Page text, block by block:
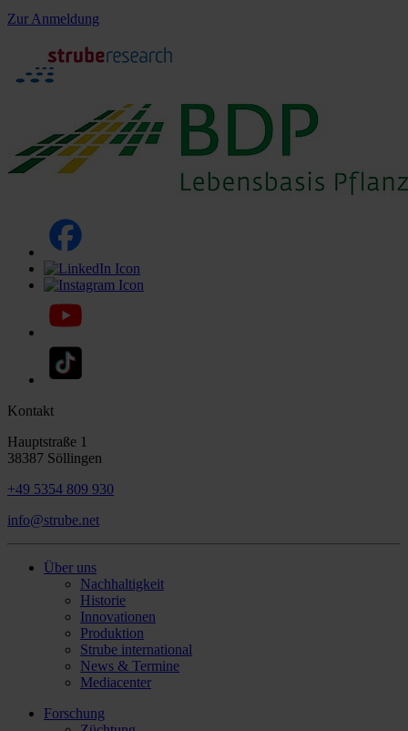
Zur Anmeldung
Kontakt
Hauptstraße 1
38387 Söllingen
+49 5354 809 930
info@strube.net
Über uns
Nachhaltigkeit
Historie
Innovationen
Produktion
Strube international
News & Termine
Mediacenter
Forschung